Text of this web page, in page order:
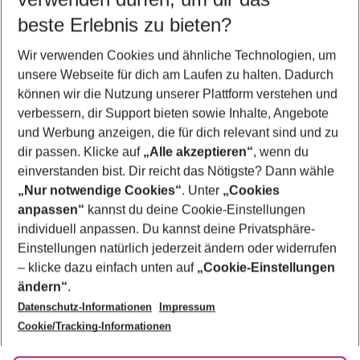
5-8 Nächte
2 Erwachsene Keine Kinder
Mehr Filter anzeigen
Footer
Footer navigation
Über uns
AGB
Bestpreisgarantie
Cookie-Einstellungen ändern
Cookie-Richtlinie
Agenturbetreuung
Barrierefreies Reisen
Folge uns
beste Erlebnis zu bieten?
Wir verwenden Cookies und ähnliche Technologien, um
unsere Webseite für dich am Laufen zu halten. Dadurch
können wir die Nutzung unserer Plattform verstehen und
verbessern, dir Support bieten sowie Inhalte, Angebote
und Werbung anzeigen, die für dich relevant sind und zu
dir passen. Klicke auf „Alle akzeptieren“, wenn du
einverstanden bist. Dir reicht das Nötigste? Dann wähle
„Nur notwendige Cookies“. Unter „Cookies
anpassen“ kannst du deine Cookie-Einstellungen
individuell anpassen. Du kannst deine Privatsphäre-
Einstellungen natürlich jederzeit ändern oder widerrufen
– klicke dazu einfach unten auf „Cookie-Einstellungen
ändern“.
Datenschutz-Informationen
Impressum
Cookie/Tracking-Informationen